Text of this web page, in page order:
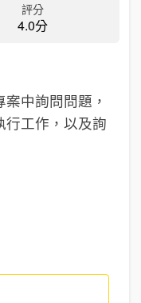
評分
4.0分
中詢問問題，
行工作，以及詢